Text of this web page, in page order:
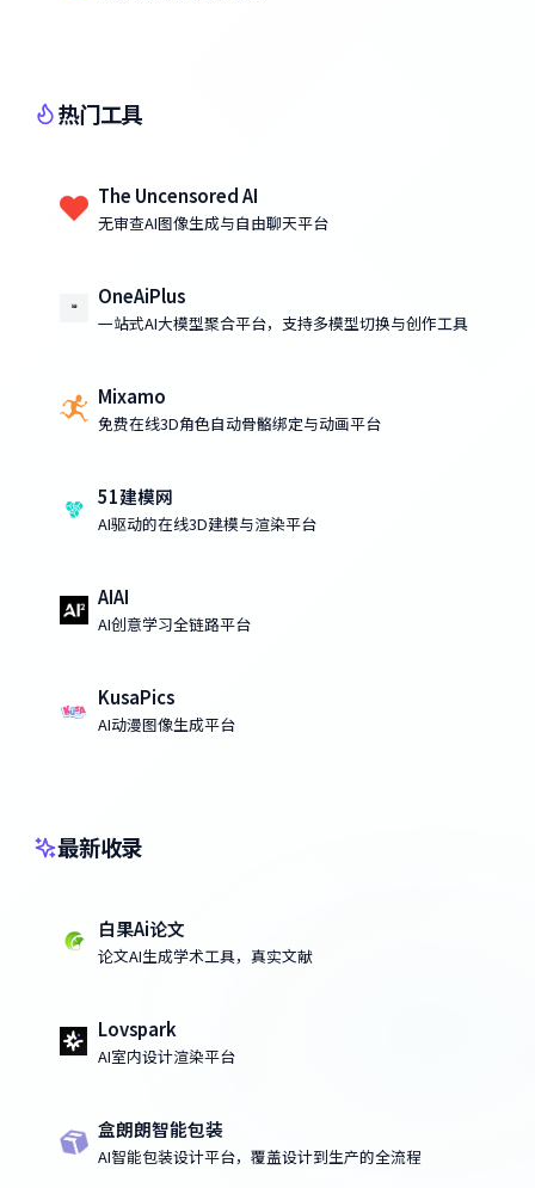
热门工具
The Uncensored AI
无审查AI图像生成与自由聊天平台
OneAiPlus
一站式AI大模型聚合平台，支持多模型切换与创作工具
Mixamo
免费在线3D角色自动骨骼绑定与动画平台
51建模网
AI驱动的在线3D建模与渲染平台
AIAI
AI创意学习全链路平台
KusaPics
AI动漫图像生成平台
最新收录
白果Ai论文
论文AI生成学术工具，真实文献
Lovspark
AI室内设计渲染平台
盒朗朗智能包装
AI智能包装设计平台，覆盖设计到生产的全流程